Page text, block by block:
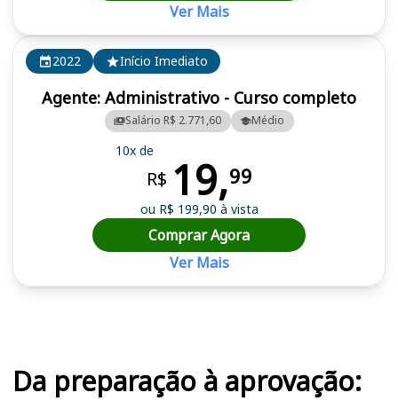
2022 Início Imediato
Agente: Administrativo - Curso completo
Salário R$ 2.771,60 Médio
10x de
R$ 19,99
ou R$ 199,90 à vista
Comprar Agora
Ver Mais
Ver Mais
Da preparação à aprovação: